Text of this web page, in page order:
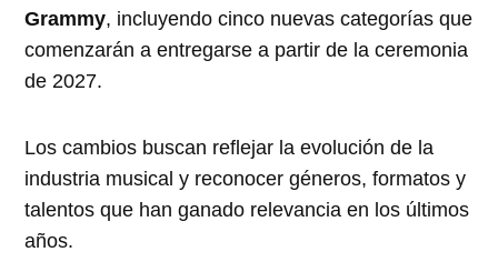
Grammy, incluyendo cinco nuevas categorías que
comenzarán a entregarse a partir de la ceremonia
de 2027.
Los cambios buscan reflejar la evolución de la
industria musical y reconocer géneros, formatos y
talentos que han ganado relevancia en los últimos
años.